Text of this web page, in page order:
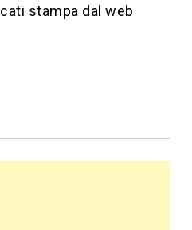
stampa dal web